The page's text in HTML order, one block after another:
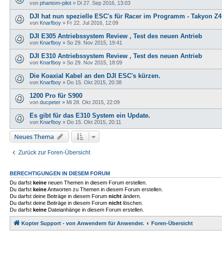
von phantom-pilot » Di 27. Sep 2016, 13:03
DJI hat nun spezielle ESC's für Racer im Programm - Takyon Z4
von Knarfboy » Fr 22. Jul 2016, 12:09
DJI E305 Antriebssystem Review , Test des neuen Antrieb
von Knarfboy » So 29. Nov 2015, 19:41
DJI E310 Antriebssystem Review , Test des neuen Antrieb
von Knarfboy » So 29. Nov 2015, 18:09
Die Koaxial Kabel an den DJI ESC's kürzen.
von Knarfboy » Do 15. Okt 2015, 20:38
1200 Pro für S900
von ducpeter » Mi 28. Okt 2015, 22:09
Es gibt für das E310 System ein Update.
von Knarfboy » Do 15. Okt 2015, 20:11
Neues Thema
Zurück zur Foren-Übersicht
BERECHTIGUNGEN IN DIESEM FORUM
Du darfst keine neuen Themen in diesem Forum erstellen.
Du darfst keineAntworten zu Themen in diesem Forum erstellen.
Du darfst deine Beiträge in diesem Forum nicht ändern.
Du darfst deine Beiträge in diesem Forum nicht löschen.
Du darfst keine Dateianhänge in diesem Forum erstellen.
Kopter Support - von Anwendern für Anwender. Foren-Übersicht